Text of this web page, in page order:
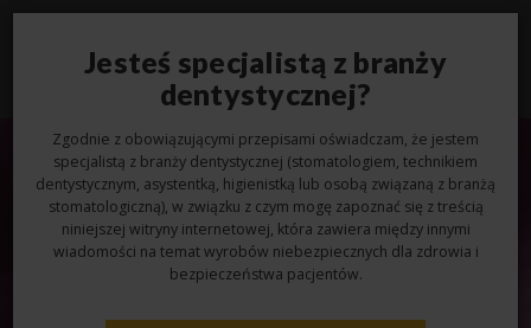
Jesteś specjalistą z branży
dentystycznej?
Zgodnie z obowiązującymi przepisami oświadczam, że jestem
specjalistą z branży dentystycznej (stomatologiem, technikiem
dentystycznym, asystentką, higienistką lub osobą związaną z branżą
stomatologiczną), w związku z czym mogę zapoznać się z treścią
niniejszej witryny internetowej, która zawiera między innymi
wiadomości na temat wyrobów niebezpiecznych dla zdrowia i
bezpieczeństwa pacjentów.